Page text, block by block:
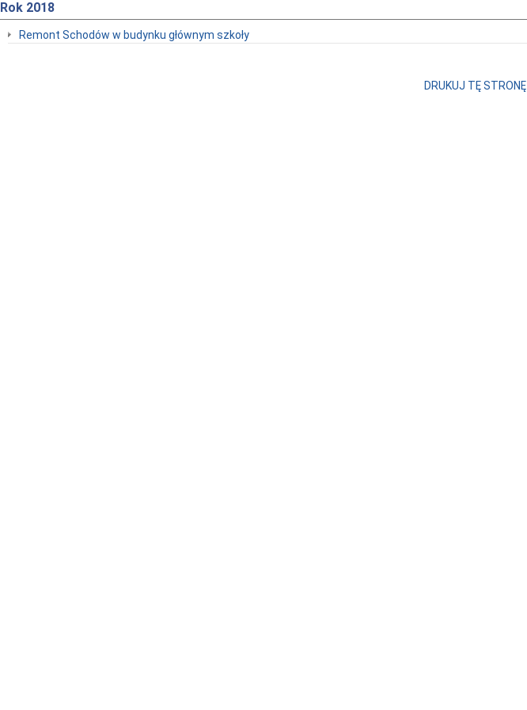
Rok 2018
Remont Schodów w budynku głównym szkoły
DRUKUJ TĘ STRONĘ